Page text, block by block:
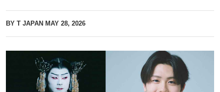
BY T JAPAN MAY 28, 2026